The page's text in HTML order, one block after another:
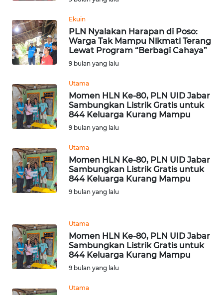
Ekuin
PLN Nyalakan Harapan di Poso:
Warga Tak Mampu Nikmati Terang
Lewat Program “Berbagi Cahaya”
9 bulan yang lalu
Utama
Momen HLN Ke-80, PLN UID Jabar
Sambungkan Listrik Gratis untuk
844 Keluarga Kurang Mampu
9 bulan yang lalu
Utama
Momen HLN Ke-80, PLN UID Jabar
Sambungkan Listrik Gratis untuk
844 Keluarga Kurang Mampu
9 bulan yang lalu
Utama
Momen HLN Ke-80, PLN UID Jabar
Sambungkan Listrik Gratis untuk
844 Keluarga Kurang Mampu
9 bulan yang lalu
Utama
BARAT
WN
RIAU
WN
SERAMBI
WN
JAMBI
WN
SULTRA
WN
WN
SULTENG
WN